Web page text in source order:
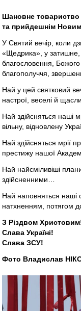
Шановне
та прийдешнім
У Святий вечір, коли
«Щедрика», у
благословення, Божого
благополуччя,
Най у цей святковий
настрої, веселі й
Най здійсняться наші
вільну, відновлену
Най здійсняться мрії
престижу нашої
Най найсміливіші
здійсненними…
Най наповняться
натхненням, потягом
З Різдвом
Слава Україні!
Слава ЗСУ!
Фото Владислав